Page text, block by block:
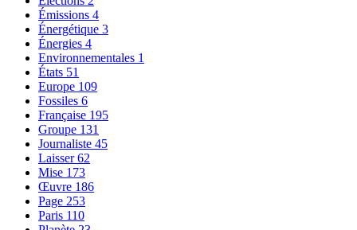
Émissions 4
Énergétique 3
Énergies 4
Environnementales 1
États 51
Europe 109
Fossiles 6
Française 195
Groupe 131
Journaliste 45
Laisser62
Mise 173
Œuvre 186
Page 253
Paris 110